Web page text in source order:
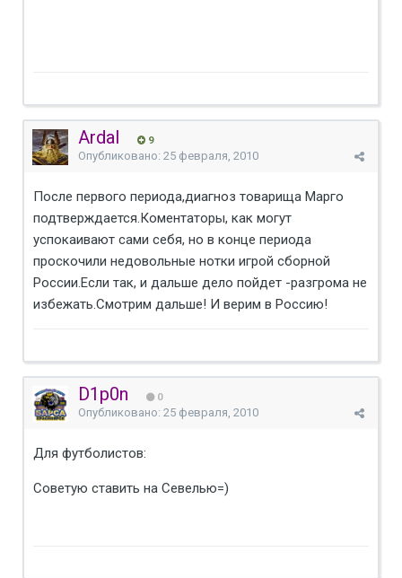
Ardal 9
Опубликовано: 25 февраля, 2010
После первого периода,диагноз товарища Марго
подтверждается.Коментаторы, как могут
успокаивают сами себя, но в конце периода
проскочили недовольные нотки игрой сборной
России.Если так, и дальше дело пойдет -разгрома не
избежать.Смотрим дальше! И верим в Россию!
D1p0n 0
Опубликовано: 25 февраля, 2010
Для футболистов:
Советую ставить на Севелью=)